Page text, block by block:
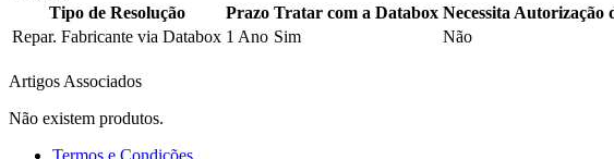
Tipo de Resolução
Prazo Tratar com a Databox Necessita Autorização
Repar. Fabricante via Databox 1 Ano Sim Não
Artigos Associados
Não existem produtos.
Termos e Condições